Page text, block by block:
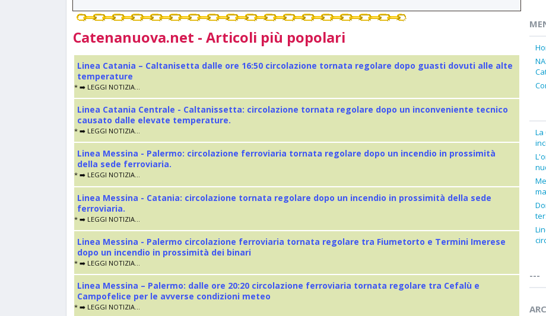
Catenanuova.net - Articoli più popolari
Linea Catania – Caltanisetta dalle ore 16:50 circolazione tornata regolare dopo guasti dovuti alle alte
temperature
* ➡️ LEGGI NOTIZIA...
Linea Catania Centrale - Caltanissetta: circolazione tornata regolare dopo un inconveniente tecnico
causato dalle elevate temperature.
* ➡️ LEGGI NOTIZIA...
Linea Messina - Palermo: circolazione ferroviaria tornata regolare dopo un incendio in prossimità
della sede ferroviaria.
* ➡️ LEGGI NOTIZIA...
Linea Messina - Catania: circolazione tornata regolare dopo un incendio in prossimità della sede
ferroviaria.
* ➡️ LEGGI NOTIZIA...
Linea Messina - Palermo circolazione ferroviaria tornata regolare tra Fiumetorto e Termini Imerese
dopo un incendio in prossimità dei binari
* ➡️ LEGGI NOTIZIA...
Linea Messina – Palermo: dalle ore 20:20 circolazione ferroviaria tornata regolare tra Cefalù e
Campofelice per le avverse condizioni meteo
* ➡️ LEGGI NOTIZIA...
La
---